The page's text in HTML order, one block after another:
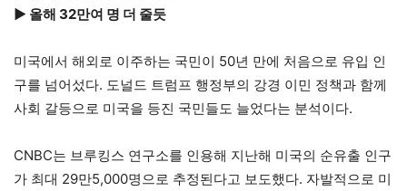
▶ 올해 32만여 명 더 줄듯
미국에서 해외로 이주하는 국민이 50년 만에 처음으로 유입 인
구를 넘어섰다. 도널드 트럼프 행정부의 강경 이민 정책과 함께
사회 갈등으로 미국을 등진 국민들도 늘었다는 분석이다.
CNBC는 브루킹스 연구소를 인용해 지난해 미국의 순유출 인구
가 최대 29만5,000명으로 추정된다고 보도했다. 자발적으로 미